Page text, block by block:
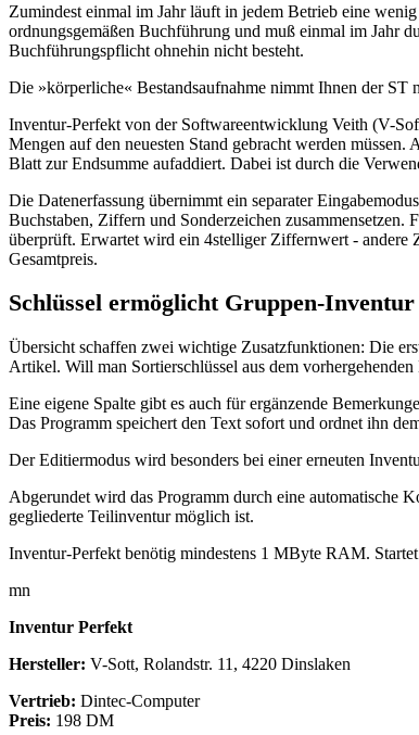
Zumindest einmal im Jahr läuft in jedem Betrieb eine
ordnungsgemäßen Buchführung und muß einmal im Jahr
Buchführungspflicht ohnehin nicht besteht.
Die »körperliche« Bestandsaufnahme nimmt Ihnen der ST
Inventur-Perfekt von der Softwareentwicklung Veith (V-
Mengen auf den neuesten Stand gebracht werden
Blatt zur Endsumme aufaddiert. Dabei ist durch die
Die Datenerfassung übernimmt ein separater
Buchstaben, Ziffern und Sonderzeichen
überprüft. Erwartet wird ein 4stelliger Ziffernwert - andere
Gesamtpreis.
Schlüssel ermöglicht Gruppen-Inventur
Übersicht schaffen zwei wichtige Zusatzfunktionen: Die
Artikel. Will man Sortierschlüssel aus dem
Eine eigene Spalte gibt es auch für ergänzende
Das Programm speichert den Text sofort und ordnet ihn
Der Editiermodus wird besonders bei einer erneuten
Abgerundet wird das Programm durch eine automatische
gegliederte Teilinventur möglich ist.
Inventur-Perfekt benötig mindestens 1 MByte RAM.
mn
Inventur Perfekt
Hersteller: V-Sott, Rolandstr. 11, 4220 Dinslaken
Vertrieb: Dintec-Computer
Preis: 198 DM